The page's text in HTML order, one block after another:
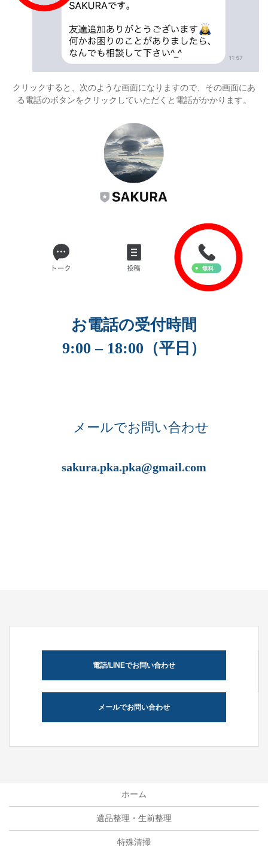
クリックすると、次のような画面になりますので、その画面にあ
る電話のボタンをクリックしていただくと電話がかかります。
お電話の受付時間
9:00 – 18:00（平日）
メールでお問い合わせ
sakura.pka.pka@gmail.com
電話/LINEでお問い合わせ
メールでお問い合わせ
ホーム
遺品整理・生前整理
特殊清掃